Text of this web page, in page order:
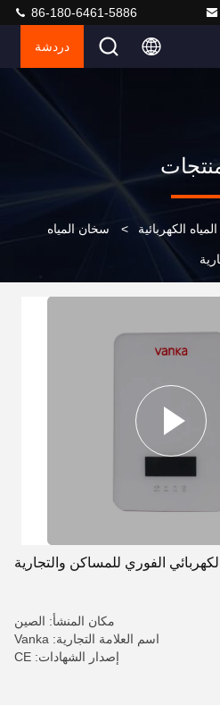
86-180-6461-5886
دردشة
الكهربائية > سخان المياه
الفوري للمساكن والتجارية
مكان المنشأ: الصين
اسم العلامة التجارية: Vanka
إصدار الشهادات: CE